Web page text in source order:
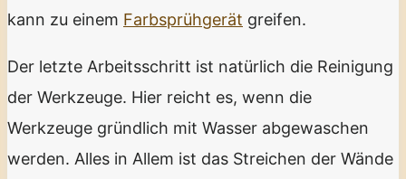
kann zu einem Farbsprühgerät greifen.
Der letzte Arbeitsschritt ist natürlich die Reinigung
der Werkzeuge. Hier reicht es, wenn die
Werkzeuge gründlich mit Wasser abgewaschen
werden. Alles in Allem ist das Streichen der Wände